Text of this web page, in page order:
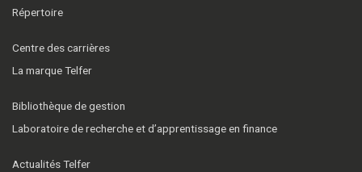
Répertoire
Centre des carrières
La marque Telfer
Bibliothèque de gestion
Laboratoire de recherche et d’apprentissage en finance
Actualités Telfer